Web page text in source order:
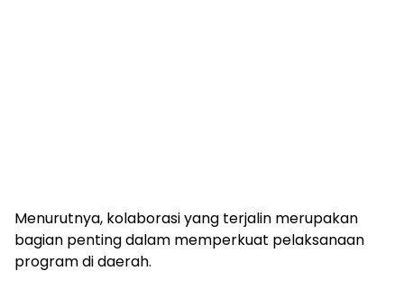
Menurutnya, kolaborasi yang terjalin merupakan
bagian penting dalam memperkuat pelaksanaan
program di daerah.